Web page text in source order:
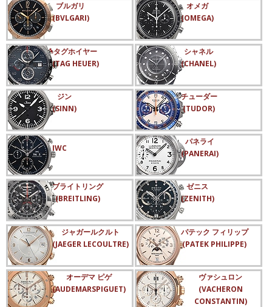
ブルガリ
(BVLGARI)
オメガ
(OMEGA)
タグホイヤー
(TAG HEUER)
シャネル
(CHANEL)
ジン
(SINN)
チューダー
(TUDOR)
IWC
パネライ
(PANERAI)
ブライトリング
(BREITLING)
ゼニス
(ZENITH)
ジャガールクルト
(JAEGER LECOULTRE)
パテック フィリップ
(PATEK PHILIPPE)
オーデマ ピゲ
(AUDEMARSPIGUET)
ヴァシュロン
(VACHERON
CONSTANTIN)